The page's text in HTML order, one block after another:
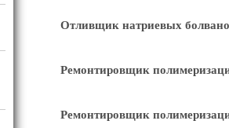
Отливщик натриевых
Ремонтировщик
Ремонтировщик